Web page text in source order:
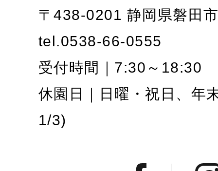
〒438-0201 静岡県磐田
tel.0538-66-0555
受付時間｜7:30～18:30
休園日｜日曜・祝日、年
1/3)